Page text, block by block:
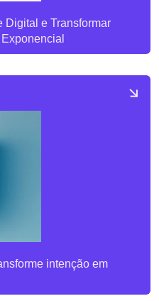
Digital e Transformar
intenção em